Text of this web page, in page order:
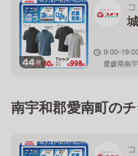
44枚
9:00-
愛媛県南
南宇和郡愛南町の